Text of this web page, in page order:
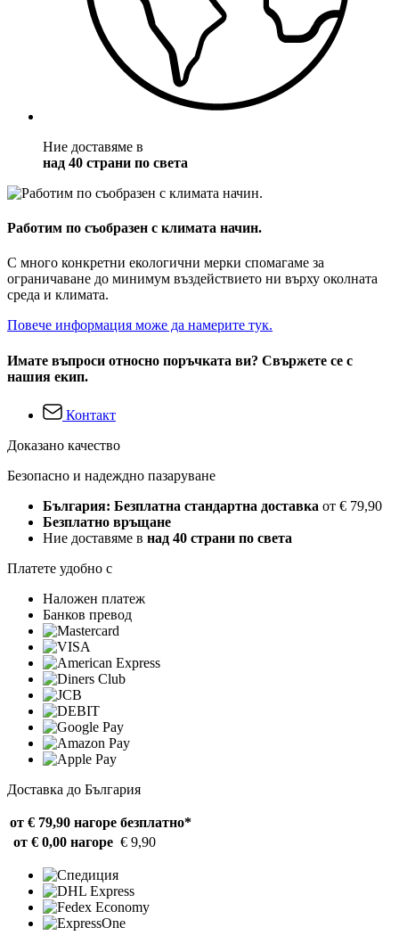
Ние доставяме в
над 40 страни по света
Работим по съобразен с климата начин.
С много конкретни екологични мерки спомагаме за
ограничаване до минимум въздействието ни върху околната
среда и климата.
Повече информация може да намерите тук.
Имате въпроси относно поръчката ви? Свържете се с
нашия екип.
Контакт
Доказано качество
Безопасно и надеждно пазаруване
България: Безплатна стандартна доставка от € 79,90
Безплатно връщане
Ние доставяме в над 40 страни по света
Платете удобно с
Наложен платеж
Банков превод
Доставка до България
от € 79,90 нагоре безплатно*
от € 0,00 нагоре € 9,90